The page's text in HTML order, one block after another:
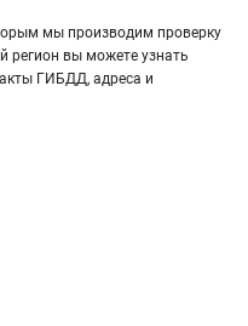
мы производим проверку
регион вы можете узнать
ГИБДД, адреса и